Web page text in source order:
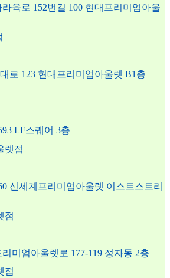
육로 152번길 100 현대프리미엄아울
로 123 현대프리미엄아울렛 B1층
LF스퀘어 3층
렛점
신세계프리미엄아울렛 이스트스트리
점
미엄아울렛로 177-119 정자동 2층
점